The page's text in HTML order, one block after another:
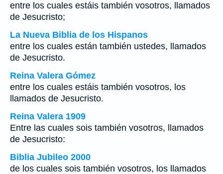
entre los cuales estáis también vosotros, llamados
de Jesucristo;
La Nueva Biblia de los Hispanos
entre los cuales están también ustedes, llamados
de Jesucristo.
Reina Valera Gómez
entre los cuales estáis también vosotros, los
llamados de Jesucristo.
Reina Valera 1909
Entre las cuales sois también vosotros, llamados
de Jesucristo:
Biblia Jubileo 2000
de los cuales sois también vosotros, los llamados